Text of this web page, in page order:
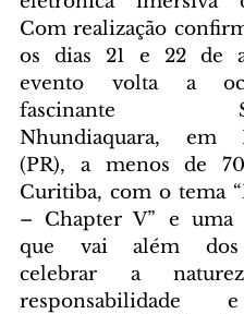
Com realização
os dias 21 e 22 de
evento volta a
fascinante
Nhundiaquara, em
(PR), a menos de
Curitiba, com o tema
– Chapter V” e uma
que vai além dos
celebrar a